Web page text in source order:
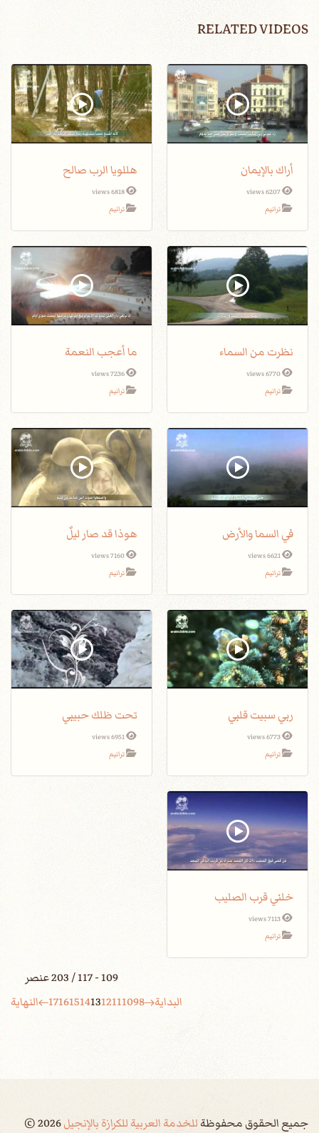
RELATED VIDEOS
أراك بالإيمان
6207 views
ترانيم
هللويا الرب صالح
6818 views
ترانيم
نظرت من السماء
6770 views
ترانيم
ما أعجب النعمة
7236 views
ترانيم
في السما والأرض
6621 views
ترانيم
هوذا قد صار ليلٌ
7160 views
ترانيم
ربي سبيت قلبي
6773 views
ترانيم
تحت ظلك حبيبي
6951 views
ترانيم
خلني قرب الصليب
7113 views
ترانيم
109 - 117 / 203 عنصر
البداية
8
9
10
11
12
13
14
15
16
17 النهاية
جميع الحقوق محفوظةللخدمة العربية للكرازة بالإنجيل ©2026